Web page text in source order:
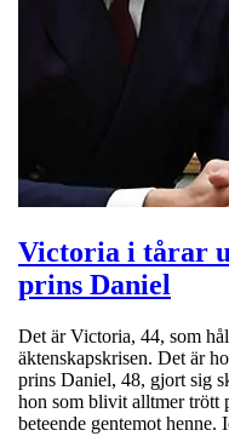
Victoria i tårar
prins Daniel
Det är Victoria, 44, som
äktenskapskrisen. Det är
prins Daniel, 48, gjort sig
hon som blivit alltmer trött
beteende gentemot